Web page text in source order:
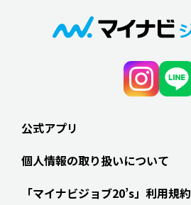
公式アプリ
個人情報の取り扱いについて
「マイナビジョブ20’s」利用規約